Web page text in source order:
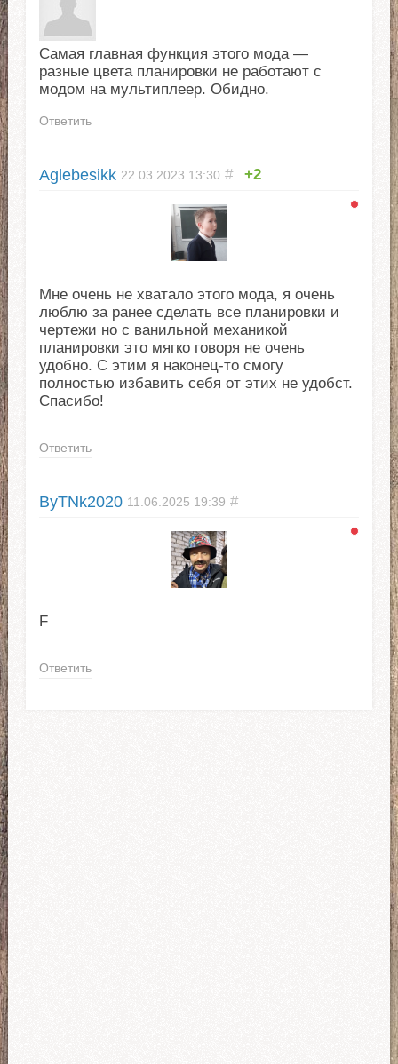
Самая главная функция этого мода —
разные цвета планировки не работают с
модом на мультиплеер. Обидно.
Ответить
Aglebesikk 22.03.2023 13:30 # +2
Мне очень не хватало этого мода, я очень
люблю за ранее сделать все планировки и
чертежи но с ванильной механикой
планировки это мягко говоря не очень
удобно. С этим я наконец-то смогу
полностью избавить себя от этих не удобст.
Спасибо!
Ответить
ByTNk2020 11.06.2025 19:39 #
F
Ответить